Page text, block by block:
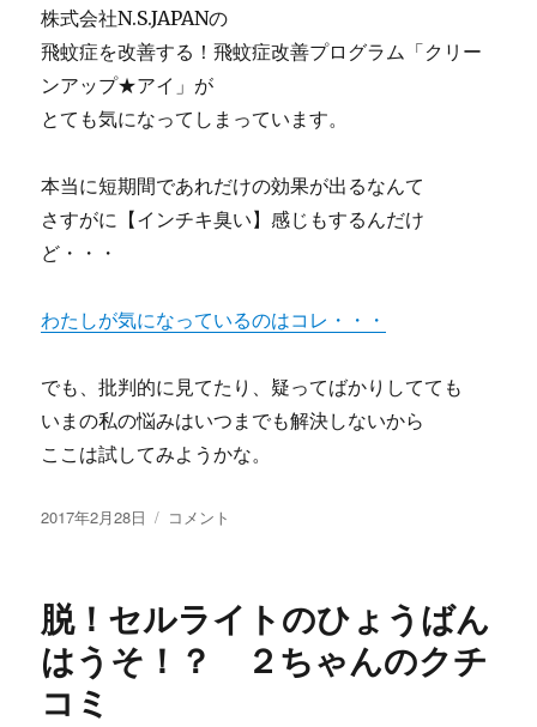
付
楽々
チ
ャ
日
本
の
ネ
バ
レ
体
談
株式会社N.S.JAPANの
飛蚊症を改善する！飛蚊症改善プログラム「クリー
ンアップ★アイ」が
とても気になってしまっています。
本当に短期間であれだけの効果が出るなんて
さすがに【インチキ臭い】感じもするんだけ
ど・・・
わたしが気になっているのはコレ・・・
でも、批判的に見てたり、疑ってばかりしてても
いまの私の悩みはいつまでも解決しないから
ここは試してみようかな。
投
2017年2月28日
株
N.S.JAPAN
コメント
脱！セルライトのひょうばん
はうそ！？ ２ちゃんのクチ
コミ